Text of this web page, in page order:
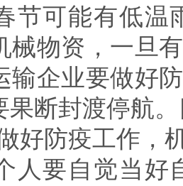
节可能有低温
械物资，一旦
输企业要做好
断封渡停航。
好防疫工作，
人要自觉当好